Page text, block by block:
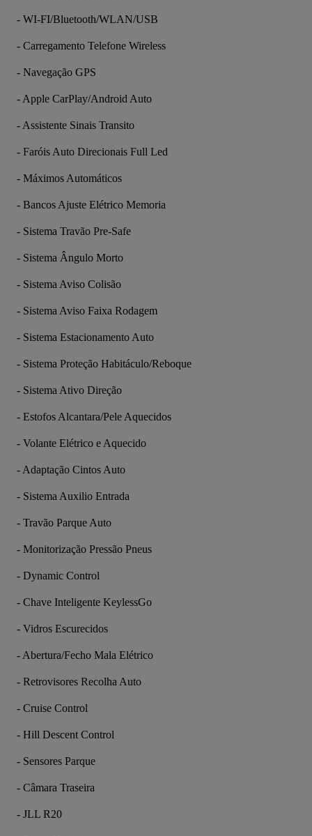
- WI-FI/Bluetooth/WLAN/USB
- Carregamento Telefone Wireless
- Navegação GPS
- Apple CarPlay/Android Auto
- Assistente Sinais Transito
- Faróis Auto Direcionais Full Led
- Máximos Automáticos
- Bancos Ajuste Elétrico Memoria
- Sistema Travão Pre-Safe
- Sistema Ângulo Morto
- Sistema Aviso Colisão
- Sistema Aviso Faixa Rodagem
- Sistema Estacionamento Auto
- Sistema Proteção Habitáculo/Reboque
- Sistema Ativo Direção
- Estofos Alcantara/Pele Aquecidos
- Volante Elétrico e Aquecido
- Adaptação Cintos Auto
- Sistema Auxilio Entrada
- Travão Parque Auto
- Monitorização Pressão Pneus
- Dynamic Control
- Chave Inteligente KeylessGo
- Vidros Escurecidos
- Abertura/Fecho Mala Elétrico
- Retrovisores Recolha Auto
- Cruise Control
- Hill Descent Control
- Sensores Parque
- Câmara Traseira
- JLL R20